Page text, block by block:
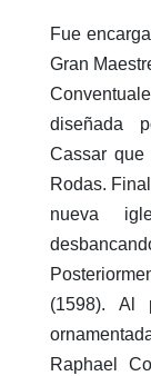
Fue
Gran
diseñada
Cassar
Rodas.
nueva
(1598). Al
Raphael